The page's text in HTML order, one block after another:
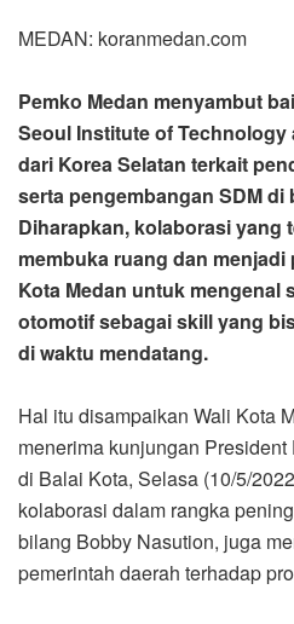
MEDAN: koranmedan.com
Pemko Medan menyambut
Seoul Institute of Technology
dari Korea Selatan terkait
serta pengembangan SDM
Diharapkan, kolaborasi yang
membuka ruang dan
Kota Medan untuk mengenal
otomotif sebagai skill yang
di waktu mendatang.
Hal itu disampaikan Wali Kota
menerima kunjungan
di Balai Kota, Selasa (10/5/
kolaborasi dalam rangka
bilang Bobby Nasution, juga
pemerintah daerah terhadap